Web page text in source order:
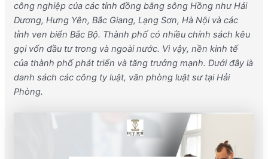
công nghiệp của các tỉnh đồng bằng sông Hồng như Hải
Dương, Hưng Yên, Bắc Giang, Lạng Sơn, Hà Nội và các
tỉnh ven biển Bắc Bộ. Thành phố có nhiều chính sách kêu
gọi vốn đầu tư trong và ngoài nước. Vì vậy, nền kinh tế
của thành phố phát triển và tăng trưởng mạnh. Dưới đây là
danh sách các công ty luật, văn phòng luật sư tại Hải
Phòng.